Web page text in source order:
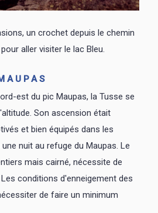
un crochet depuis le chemin
aller visiter le lac Bleu.
est du pic Maupas, la Tusse se
Son ascension était
et bien équipés dans les
nuit au refuge du Maupas. Le
mais cairné, nécessite de
conditions d'enneigement des
de faire un minimum